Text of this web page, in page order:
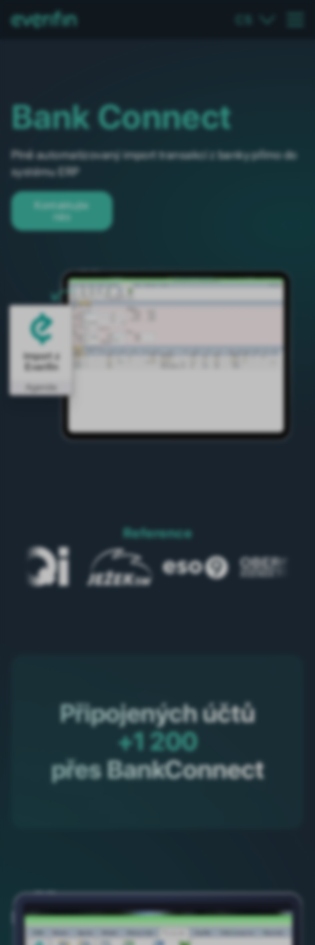
Bank Connect
Plně automatizovaný import transakcí z banky přímo do
systému ERP
Kontaktujte
nás
Reference
Připojených účtů
+1 200
přes BankConnect